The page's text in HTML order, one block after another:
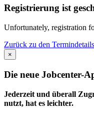
Registrierung ist
Unfortunately, registration
Zurück zu den Termindetails
×
Die neue Jobcenter-
Jederzeit und überall
nutzt, hat es leichter.